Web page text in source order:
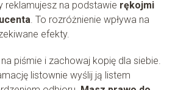
reklamujesz na podstawie rękojmi
. To rozróżnienie wpływa na
efekty.
piśmie i zachowaj kopię dla siebie.
listownie wyślij ją listem